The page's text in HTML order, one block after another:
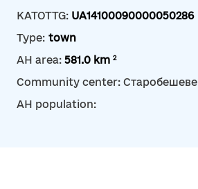
KATOTTG: UA14100090000050286
Type: town
AH area: 581.0 km 2
Community center: Старобешеве
AH population: